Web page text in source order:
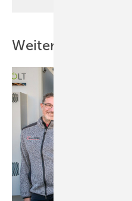
Weitere Inhalte